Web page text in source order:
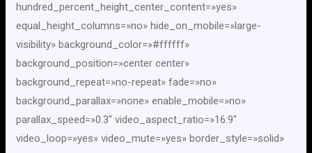
hundred_percent_height_center_content=»yes»
equal_height_columns=»no» hide_on_mobile=»large-
visibility» background_color=»#ffffff»
background_position=»center center»
background_repeat=»no-repeat» fade=»no»
background_parallax=»none» enable_mobile=»no»
parallax_speed=»0.3″ video_aspect_ratio=»16:9″
video_loop=»yes» video_mute=»yes» border_style=»solid»